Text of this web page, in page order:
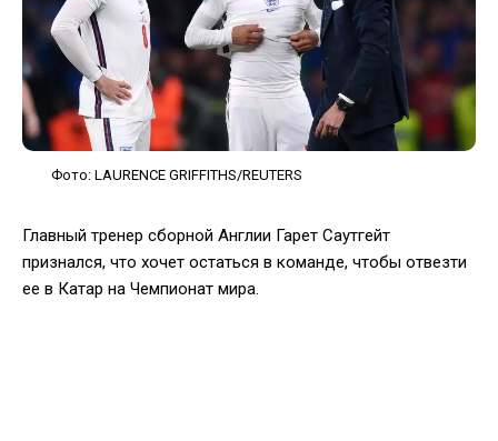
Фото: LAURENCE GRIFFITHS/REUTERS
Главный тренер сборной Англии Гарет Саутгейт
признался, что хочет остаться в команде, чтобы отвезти
ее в Катар на Чемпионат мира.